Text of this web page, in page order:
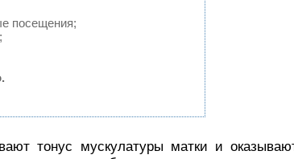
посещения;
тонус мускулатуры матки и